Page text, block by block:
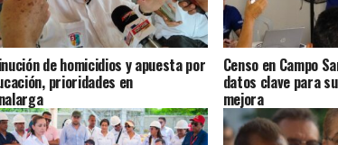
de homicidios y apuesta por
prioridades en
Censo en Campo
datos clave para
mejora